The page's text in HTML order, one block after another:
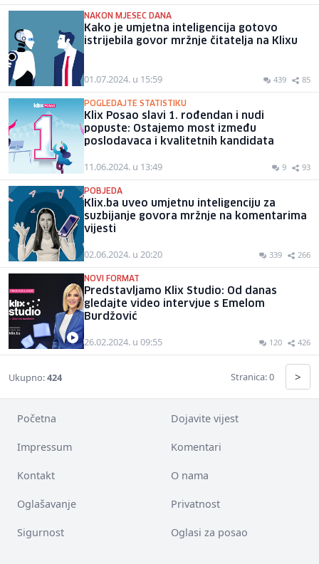
NAKON MJESEC DANA
Kako je umjetna inteligencija gotovo
istrijebila govor mržnje čitatelja na Klixu
01.07.2024. u 15:59 439 85
POGLEDAJTE STATISTIKU
Klix Posao slavi 1. rođendan i nudi
popuste: Ostajemo most između
poslodavaca i kvalitetnih kandidata
11.06.2024. u 13:49 9 93
POBJEDA
Klix.ba uveo umjetnu inteligenciju za
suzbijanje govora mržnje na komentarima
vijesti
02.06.2024. u 20:20 339 266
NOVI FORMAT
Predstavljamo Klix Studio: Od danas
gledajte video intervjue s Emelom
Burdžović
26.02.2024. u 09:55 120 426
Ukupno:424 Stranica: 0 >
Početna Dojavite vijest
Impressum Komentari
Kontakt O nama
Oglašavanje Privatnost
Sigurnost Oglasi za posao